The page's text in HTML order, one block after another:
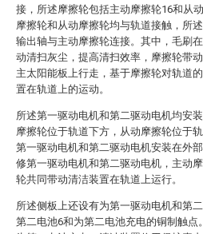
接，所述摩擦轮包括主动摩擦轮16和从
摩擦轮和从动摩擦轮均与轨道接触，所
输出轴与主动摩擦轮连接。其中，毛刷
动清扫灰尘，提高清扫效率，摩擦轮带
主太阳能板上行走，基于摩擦轮对轨道
置在轨道上的运动。
所述第一驱动电机和第二驱动电机均安
摩擦轮位于轨道下方，从动摩擦轮位于
第一驱动电机和第二驱动电机安装在外
修第一驱动电机和第二驱动电机，主动
轮共同带动清洁装置在轨道上运行。
所述侧板上还设有为第一驱动电机和第
第二电池6和为第二电池充电的铜制触点